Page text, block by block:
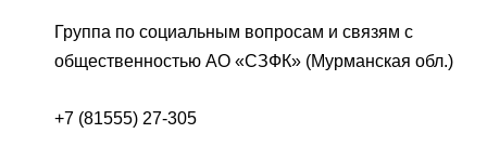
Группа по социальным вопросам и связям с
общественностью АО «СЗФК» (Мурманская обл.)
+7 (81555) 27-305